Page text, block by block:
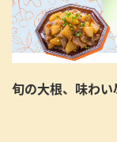
旬の大根、味わ